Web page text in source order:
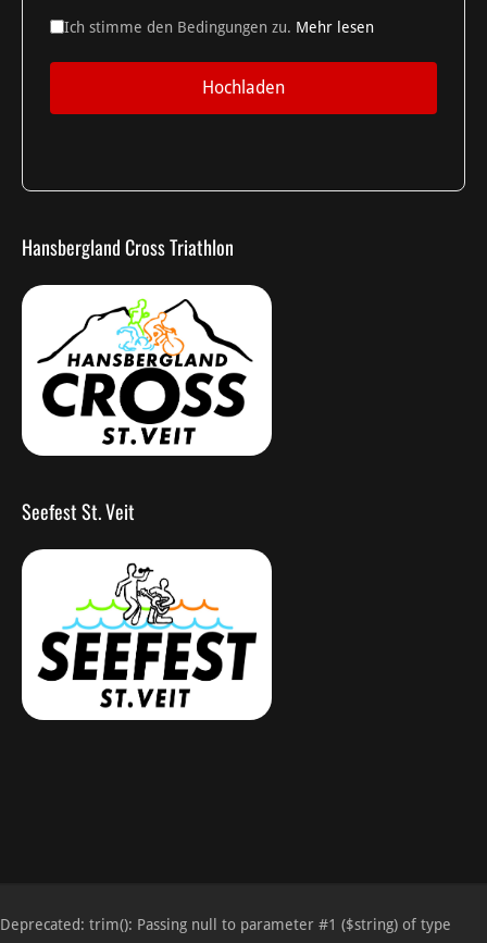
Ich stimme den Bedingungen zu. Mehr lesen
Hochladen
Hansbergland Cross Triathlon
Seefest St. Veit
Deprecated: trim(): Passing null to parameter #1 ($string) of type